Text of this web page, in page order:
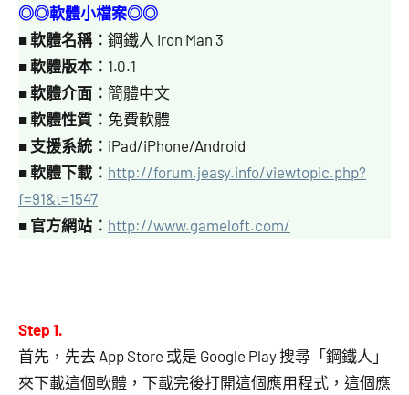
◎◎軟體小檔案◎◎
■軟體名稱： 鋼鐵人 Iron Man 3
■軟體版本： 1.0.1
■軟體介面： 簡體中文
■軟體性質： 免費軟體
■ 支援系統： iPad/iPhone/Android
■軟體下載： http://forum.jeasy.info/viewtopic.php?
f=91&t=1547
■ 官方網站： http://www.gameloft.com/
Step 1.
首先，先去 App Store 或是 Google Play 搜尋「鋼鐵人」
來下載這個軟體，下載完後打開這個應用程式，這個應